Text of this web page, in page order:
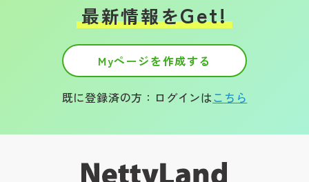
最新情報をGet!
Myページを作成する
既に登録済の方：ログインはこちら